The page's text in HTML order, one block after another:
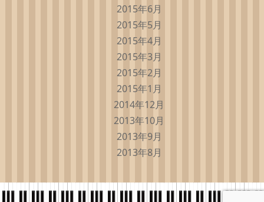
2015年6月
2015年5月
2015年4月
2015年3月
2015年2月
2015年1月
2014年12月
2013年10月
2013年9月
2013年8月